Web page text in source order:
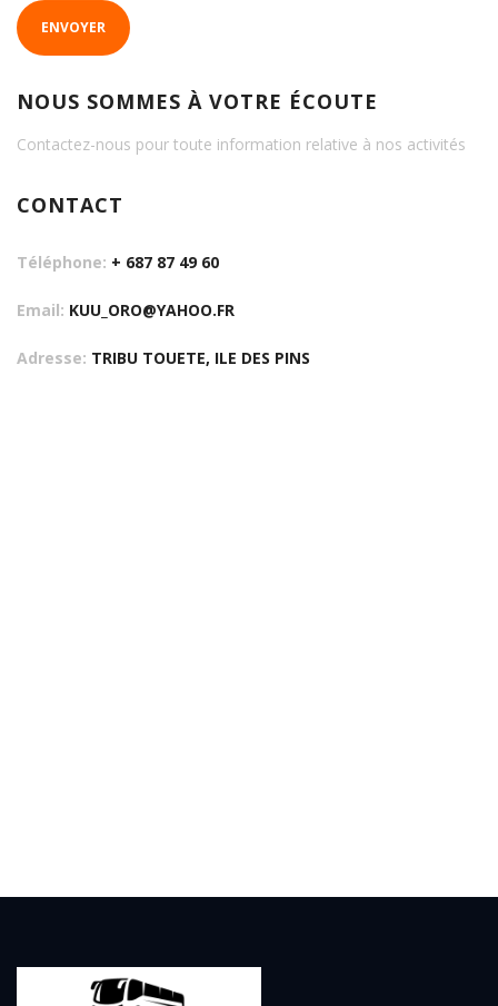
ENVOYER
NOUS SOMMES À VOTRE ÉCOUTE
Contactez-nous pour toute information relative à nos activités
CONTACT
Téléphone: + 687 87 49 60
Email: KUU_ORO@YAHOO.FR
Adresse: TRIBU TOUETE, ILE DES PINS